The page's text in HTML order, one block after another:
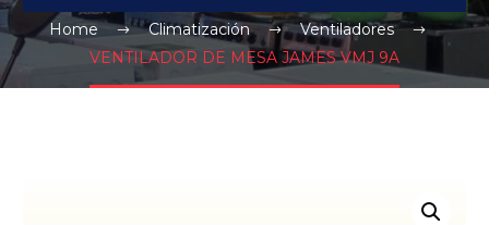
Home Climatización
Ventiladores
VENTILADOR DE MESA JAMES VMJ 9A